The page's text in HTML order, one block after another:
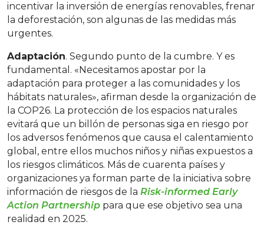
incentivar la inversión de energías renovables, frenar
la deforestación, son algunas de las medidas más
urgentes.
Adaptación. Segundo punto de la cumbre. Y es
fundamental. «Necesitamos apostar por la
adaptación para proteger a las comunidades y los
hábitats naturales», afirman desde la organización de
la COP26. La protección de los espacios naturales
evitará que un billón de personas siga en riesgo por
los adversos fenómenos que causa el calentamiento
global, entre ellos muchos niños y niñas expuestos a
los riesgos climáticos. Más de cuarenta países y
organizaciones ya forman parte de la iniciativa sobre
información de riesgos de la Risk-informed Early
Action Partnership para que ese objetivo sea una
realidad en 2025.